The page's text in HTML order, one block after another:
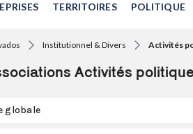
TERRITOIRES POLITIQUE
Institutionnel & Divers Activités
Activités
globale